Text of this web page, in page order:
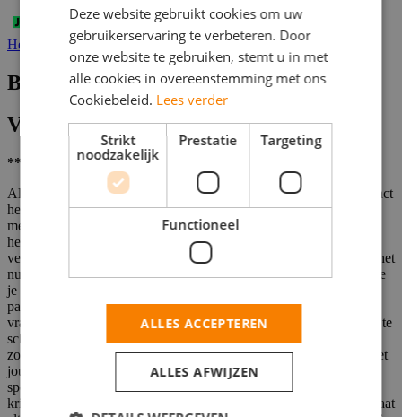
Helaas, deze vacature is niet actief.
Beschrijving
Vacaturebeschrijving
** Studenten gezocht **
Als triagist bij SOS International ben jij degene die als eerste contact
heeft met patiënten die de huisartsenpost bellen. Start je dag relaxt
met een zelfgemaakte havercappu en maak je thuiswerkplek
helemaal gereed. Zodra de eerste patiënt belt maak jij meteen het
verschil door snel in te schatten hoe dringend de hulpvraag is. Of het
nu gaat om een gepanikeerde beller of een spoedgeval, jij weet hoe
je rust brengt en actie onderneemt. Zo komt er bijvoorbeeld een
patiënt die ongerust belt over pijn op de borst. Jij stelt de juiste
vragen, checkt alle symptomen en besluit direct om de regiearts in te
schakelen. Na het telefoontje leg je alles netjes vast in het systeem,
zodat je collega's goed op de hoogte zijn. Elke dag is anders en met
jouw triage voorkom je onnodige huisbezoeken, terwijl de echte
spoedgevallen snel worden geholpen. Dankzij de training die je
krijgt, weet je precies hoe je elke situatie aanpakt, en jouw team staat
Deze website gebruikt cookies om uw
gebruikerservaring te verbeteren. Door
onze website te gebruiken, stemt u in met
alle cookies in overeenstemming met ons
Cookiebeleid. Lees verder
Strikt
noodzakelijk
Prestatie Targeting
Functioneel
ALLES ACCEPTEREN
ALLES AFWIJZEN